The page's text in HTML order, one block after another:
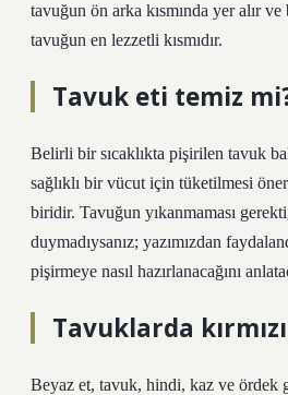
tavuğun ön arka kısmında yer alır
tavuğun en lezzetli kısmıdır.
Tavuk eti temiz
Belirli bir sıcaklıkta pişirilen tavuk
sağlıklı bir vücut için tüketilmesi
biridir. Tavuğun yıkanmaması
duymadıysanız; yazımızdan
pişirmeye nasıl hazırlanacağını
Tavuklarda
Beyaz et, tavuk, hindi, kaz ve ördek